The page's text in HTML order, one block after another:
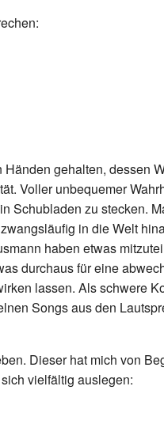
gehalten,
Voller unbequemer
zu stecken.
in die Welt
haben etwas
durchaus für eine
lassen. Als schwere
Songs aus den
Dieser hat mich von
vielfältig auslegen: